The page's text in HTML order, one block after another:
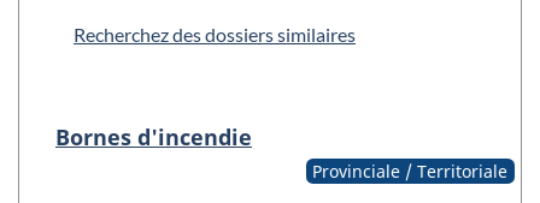
Recherchez des dossiers similaires
Bornes d'incendie
Provinciale / Territoriale